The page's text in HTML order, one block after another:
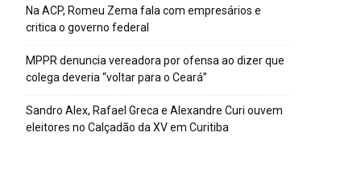
Na ACP, Romeu Zema fala com empresários e
critica o governo federal
MPPR denuncia vereadora por ofensa ao dizer que
colega deveria “voltar para o Ceará”
Sandro Alex, Rafael Greca e Alexandre Curi ouvem
eleitores no Calçadão da XV em Curitiba